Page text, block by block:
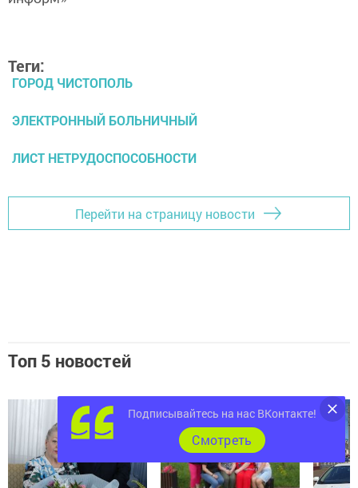
Теги:
ГОРОД ЧИСТОПОЛЬ
ЭЛЕКТРОННЫЙ БОЛЬНИЧНЫЙ
ЛИСТ НЕТРУДОСПОСОБНОСТИ
Перейти на страницу новости
Топ 5 новостей
Подписывайтесь на нас ВКонтакте!
Cмотреть